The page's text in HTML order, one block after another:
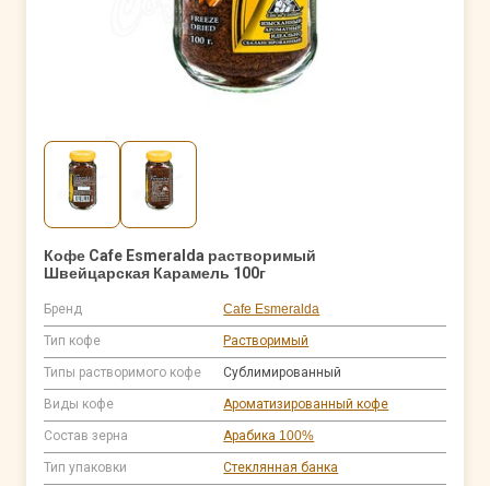
Кофе Cafe Esmeralda растворимый
Швейцарская Карамель 100г
Бренд Cafe Esmeralda
Тип кофе Растворимый
Типы растворимого кофе Сублимированный
Виды кофе Ароматизированный кофе
Состав зерна Арабика 100%
Тип упаковки Стеклянная банка